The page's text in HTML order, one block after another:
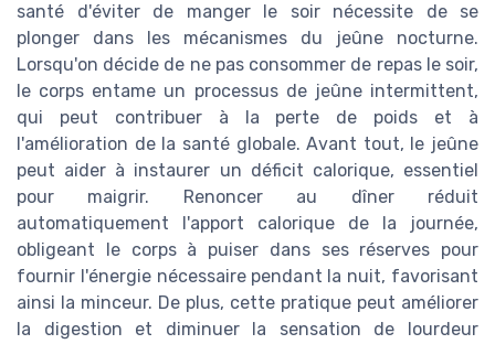
santé d'éviter de manger le soir nécessite de se
plonger dans les mécanismes du jeûne nocturne.
Lorsqu'on décide de ne pas consommer de repas le soir,
le corps entame un processus de jeûne intermittent,
qui peut contribuer à la perte de poids et à
l'amélioration de la santé globale. Avant tout, le jeûne
peut aider à instaurer un déficit calorique, essentiel
pour maigrir. Renoncer au dîner réduit
automatiquement l'apport calorique de la journée,
obligeant le corps à puiser dans ses réserves pour
fournir l'énergie nécessaire pendant la nuit, favorisant
ainsi la minceur. De plus, cette pratique peut améliorer
la digestion et diminuer la sensation de lourdeur